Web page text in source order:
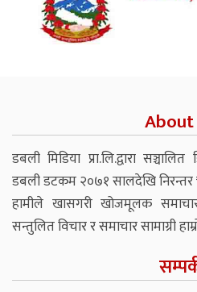
About
डबली मिडिया प्रा.लि.द्वारा
डबली डटकम २०७१ सालदेखि निरन्तर
हामीले खासगरी खोजमूलक
सन्तुलित विचार र समाचार सामाग्री